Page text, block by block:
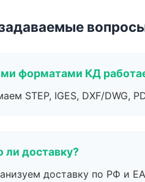
форматами КД
STEP, IGES, DXF/DWG,
доставку?
доставку по РФ и